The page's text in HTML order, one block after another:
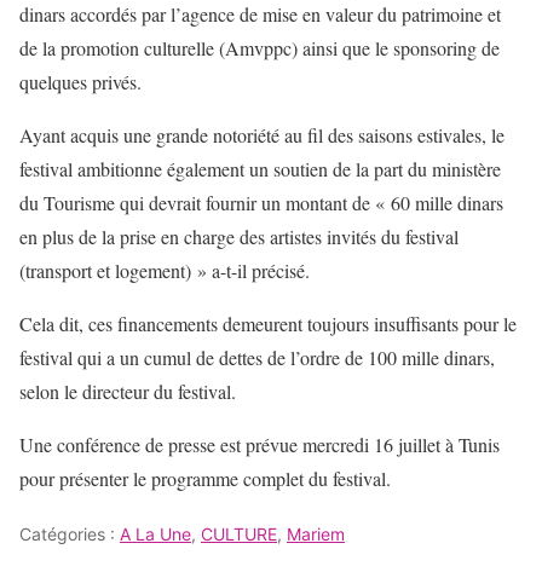
dinars accordés par l’agence de mise en valeur du patrimoine et
de la promotion culturelle (Amvppc) ainsi que le sponsoring de
quelques privés.
Ayant acquis une grande notoriété au fil des saisons estivales, le
festival ambitionne également un soutien de la part du ministère
du Tourisme qui devrait fournir un montant de « 60 mille dinars
en plus de la prise en charge des artistes invités du festival
(transport et logement) » a-t-il précisé.
Cela dit, ces financements demeurent toujours insuffisants pour le
festival qui a un cumul de dettes de l’ordre de 100 mille dinars,
selon le directeur du festival.
Une conférence de presse est prévue mercredi 16 juillet à Tunis
pour présenter le programme complet du festival.
Catégories : A La Une, CULTURE, Mariem